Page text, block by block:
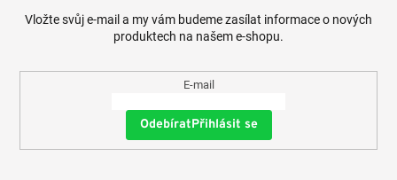
Vložte svůj e-mail a my vám budeme zasílat informace o nových
produktech na našem e-shopu.
E-mail
Přihlásit se